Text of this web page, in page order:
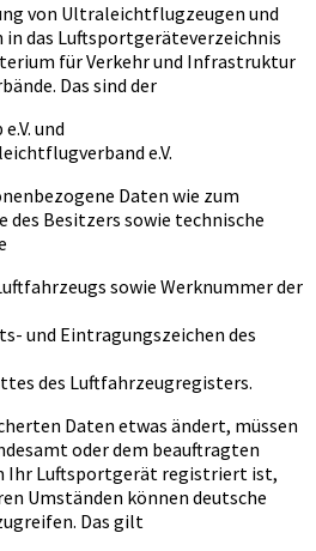
von Ultraleichtflugzeugen und
das Luftsportgeräteverzeichnis
für Verkehr und Infrastruktur
Das sind der
und
e.V.
Daten wie zum
des Besitzers sowie technische
sowie Werknummer der
und Eintragungszeichen des
des Luftfahrzeugregisters.
Daten etwas ändert, müssen
oder dem beauftragten
Ihr Luftsportgerät registriert ist,
Umständen können deutsche
Das gilt